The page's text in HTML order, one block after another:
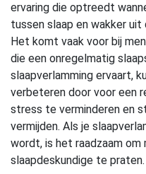
ervaring die optreedt
tussen slaap en wakker
Het komt vaak voor bij
die een onregelmatig
slaapverlamming ervaart,
verbeteren door voor een
stress te verminderen en
vermijden. Als je
wordt, is het raadzaam
slaapdeskundige te praten.